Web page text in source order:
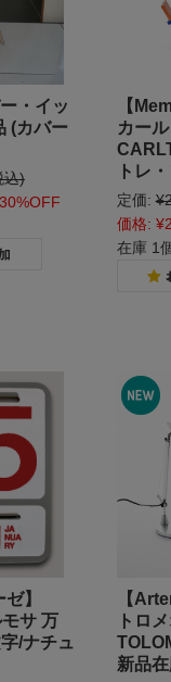
・イッ
(カバー
込)
30%OFF
【
カー
トレ
定価:
価格:
在庫 1
】
サ 万
/ナチュ
【
トロ
新品